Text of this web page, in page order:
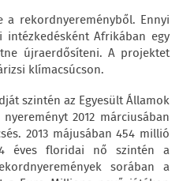
a rekordnyereményből. Ennyi
Afrikában egy
újraerdősíteni. A projektet
klímacsúcson.
szintén az Egyesült Államok
2012 márciusában
2013 májusában 454 millió
éves floridai nő szintén a
sorában a